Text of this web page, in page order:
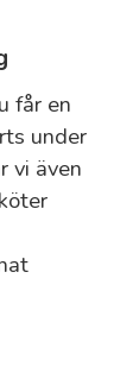
får en
under
vi även